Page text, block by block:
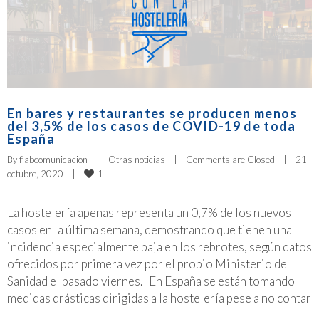
En bares y restaurantes se producen menos
del 3,5% de los casos de COVID-19 de toda
España
By fiabcomunicacion Otras noticias Comments are Closed
21
octubre, 2020
1
La hostelería apenas representa un 0,7% de los nuevos
casos en la última semana, demostrando que tienen una
incidencia especialmente baja en los rebrotes, según datos
ofrecidos por primera vez por el propio Ministerio de
Sanidad el pasado viernes. En España se están tomando
medidas drásticas dirigidas a la hostelería pese a no contar